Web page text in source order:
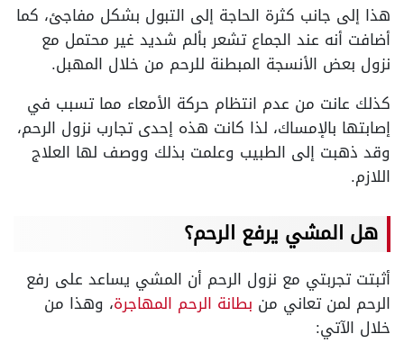
هذا إلى جانب كثرة الحاجة إلى التبول بشكل مفاجئ، كما
أضافت أنه عند الجماع تشعر بألم شديد غير محتمل مع
نزول بعض الأنسجة المبطنة للرحم من خلال المهبل.
كذلك عانت من عدم انتظام حركة الأمعاء مما تسبب في
إصابتها بالإمساك، لذا كانت هذه إحدى تجارب نزول الرحم،
وقد ذهبت إلى الطبيب وعلمت بذلك ووصف لها العلاج
اللازم.
هل المشي يرفع الرحم؟
أثبتت تجربتي مع نزول الرحم أن المشي يساعد على رفع
الرحم لمن تعاني من بطانة الرحم المهاجرة، وهذا من
خلال الآتي: